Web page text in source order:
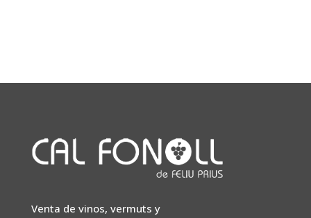
Venta de vinos, vermuts y